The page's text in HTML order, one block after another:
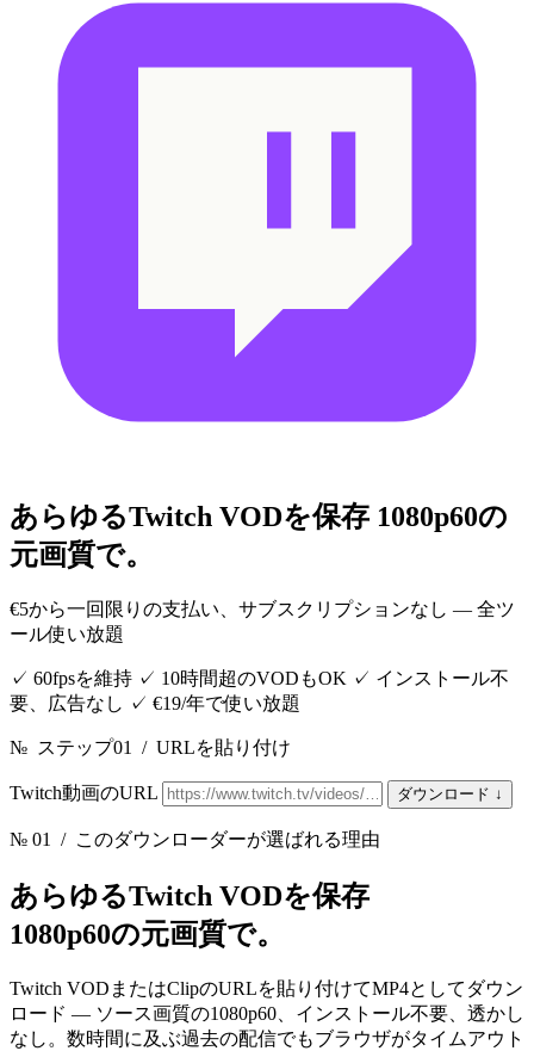
あらゆるTwitch VODを保存 1080p60の
元画質で。
€5から一回限りの支払い、サブスクリプションなし — 全ツ
ール使い放題
✓ 60fpsを維持 ✓ 10時間超のVODもOK ✓ インストール不
要、広告なし ✓ €19/年で使い放題
№ ステップ01 / URLを貼り付け
Twitch動画のURL ダウンロード ↓
№ 01 / このダウンローダーが選ばれる理由
あらゆるTwitch VODを保存
1080p60の元画質で。
Twitch VODまたはClipのURLを貼り付けてMP4としてダウン
ロード — ソース画質の1080p60、インストール不要、透かし
なし。数時間に及ぶ過去の配信でもブラウザがタイムアウト